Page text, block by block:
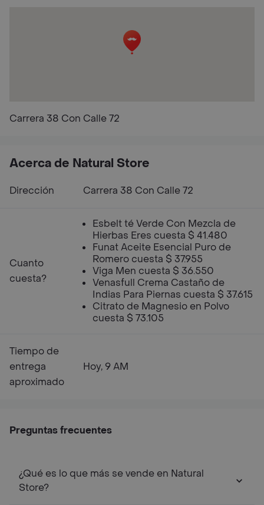
Carrera 38 Con Calle 72
Acerca de Natural Store
Dirección Carrera 38 Con Calle 72
Cuanto
cuesta?
Esbelt té Verde Con Mezcla de
Hierbas Eres cuesta $ 41.480
Funat Aceite Esencial Puro de
Romero cuesta $ 37.955
Viga Men cuesta $ 36.550
Venasfull Crema Castaño de
Indias Para Piernas cuesta $ 37.615
Citrato de Magnesio en Polvo
cuesta $ 73.105
Tiempo de
entrega
aproximado
Hoy, 9 AM
Preguntas frecuentes
¿Qué es lo que más se vende en Natural
Store?